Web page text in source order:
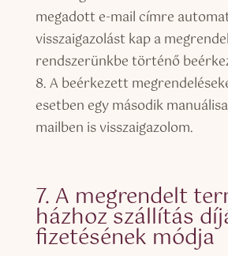
megadott e-mail címre
visszaigazolást kap a
rendszerünkbe történő
8. A beérkezett
esetben egy második
mailben is visszaigazolom.
7. A megrendelt
házhoz szállítás
fizetésének módja